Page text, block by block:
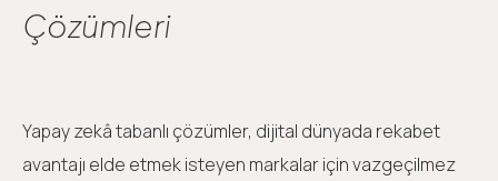
Çözümleri
Yapay zekâ tabanlı çözümler, dijital dünyada rekabet
avantajı elde etmek isteyen markalar için vazgeçilmez